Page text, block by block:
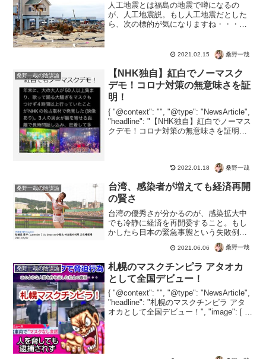
人工地震とは福島の地震で噂になるの
が、人工地震説。もし人工地震だとした
ら、次の標的が気になりますね・・・人
地震はかなり昔から実際にあった技術で
2021.02.15 桑野一哉
桑野一哉の陰謀論
【NHK独自】紅白でノーマスク
デモ！コロナ対策の無意味さを証
明！
{ "@context": "", "@type": "NewsArticle",
"headline": "【NHK独自】紅白でノーマス
クデモ！コロナ対策の無意味さを証明！",
2022.01.18 桑野一哉
桑野一哉の陰謀論
台湾、感染者が増えても経済再開
の賢さ
台湾の優秀さが分かるのが、感染拡大中
でも冷静に経済を再開委すること。もし
かしたら日本の緊急事態という失敗例を
参考にしたのかもしれませんね。台湾プ
ロ野球、8日から観客動員 1試合に最大
1000人無観客で公式戦を実施している台
湾プロ野球（CPB...
2021.06.06 桑野一哉
桑野一哉の陰謀論
札幌のマスクチンピラ アタオカ
として全国デビュー！
{ "@context": "", "@type": "NewsArticle",
"headline": "札幌のマスクチンピラ アタ
オカとして全国デビュー！", "image": [ ""